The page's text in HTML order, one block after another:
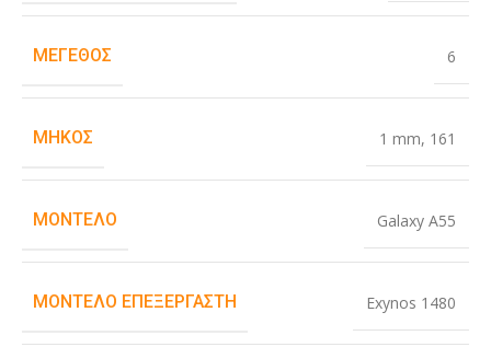
ΜΈΓΕΘΟΣ 6
ΜΉΚΟΣ 1 mm, 161
ΜΟΝΤΈΛΟ Galaxy A55
ΜΟΝΤΈΛΟ ΕΠΕΞΕΡΓΑΣΤΉ Exynos 1480